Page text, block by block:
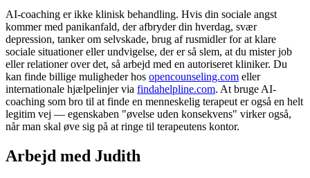
AI-coaching er ikke klinisk behandling. Hvis din sociale angst
kommer med panikanfald, der afbryder din hverdag, svær
depression, tanker om selvskade, brug af rusmidler for at klare
sociale situationer eller undvigelse, der er så slem, at du mister job
eller relationer over det, så arbejd med en autoriseret kliniker. Du
kan finde billige muligheder hos opencounseling.com eller
internationale hjælpelinjer via findahelpline.com. At bruge AI-
coaching som bro til at finde en menneskelig terapeut er også en helt
legitim vej — egenskaben "øvelse uden konsekvens" virker også,
når man skal øve sig på at ringe til terapeutens kontor.
Arbejd med Judith